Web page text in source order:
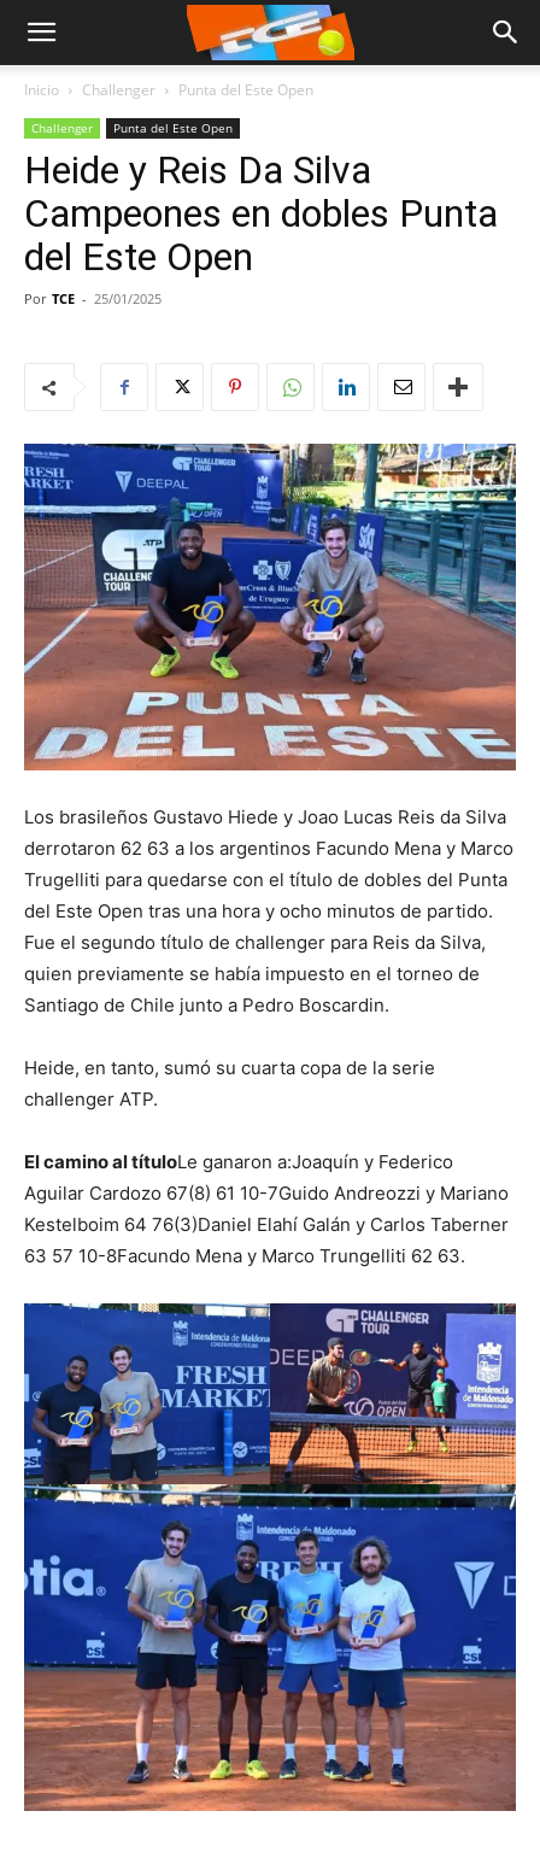
Inicio Challenger Punta del Este Open
Challenger Punta del Este Open
Heide y Reis Da Silva
Campeones en dobles Punta
del Este Open
Por TCE - 25/01/2025
Los brasileños Gustavo Hiede y Joao Lucas Reis da Silva
derrotaron 62 63 a los argentinos Facundo Mena y Marco
Trugelliti para quedarse con el título de dobles del Punta
del Este Open tras una hora y ocho minutos de partido.
Fue el segundo título de challenger para Reis da Silva,
quien previamente se había impuesto en el torneo de
Santiago de Chile junto a Pedro Boscardin.
Heide, en tanto, sumó su cuarta copa de la serie
challenger ATP.
El camino al títuloLe ganaron a:Joaquín y Federico
Aguilar Cardozo 67(8) 61 10-7Guido Andreozzi y Mariano
Kestelboim 64 76(3)Daniel Elahí Galán y Carlos Taberner
63 57 10-8Facundo Mena y Marco Trungelliti 62 63.